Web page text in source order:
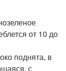
от 10 до
поднята, в
с